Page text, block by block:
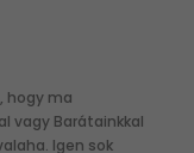
hogy ma
vagy Barátainkkal
Igen sok